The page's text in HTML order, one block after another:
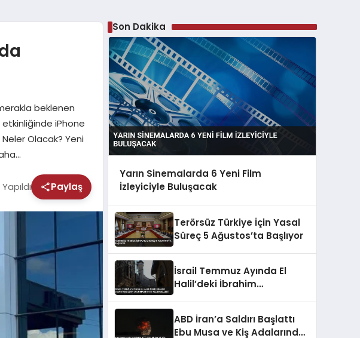
beklenen
etkinliğinde iPhone
Olacak? Yeni
Paylaş
Son Dakika
Yarın Sinemalarda 6 Yeni Film
İzleyiciyle Buluşacak
Terörsüz Türkiye İçin Yasal
Süreç 5 Ağustos’ta Başlıyor
İsrail Temmuz Ayında El
Halil’deki İbrahim
Engelledi
ABD İran’a Saldırı Başlattı
Ebu Musa ve Kiş Adalarında